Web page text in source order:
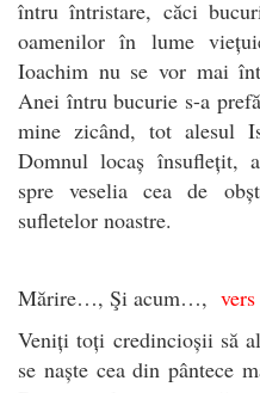
întru întristare, căci
oamenilor în lume
Ioachim nu se vor mai
Anei întru bucurie s-a
mine zicând, tot alesul
Domnul locaș însuflețit,
spre veselia cea de
sufletelor noastre.
Mărire…, Şi acum…,
Veniți toți credincioșii să
se naște cea din pântece